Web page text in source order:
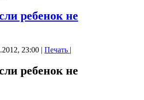
ребенок не
23:00 | Печать |
ребенок не